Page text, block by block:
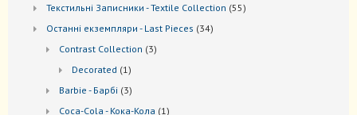
Текстильні Записники - Textile Collection 5555
Останні екземпляри - Last Pieces 3434
Contrast Collection 33
Decorated 11
Barbie - Барбі 33
Coca-Cola - Кока-Кола 11